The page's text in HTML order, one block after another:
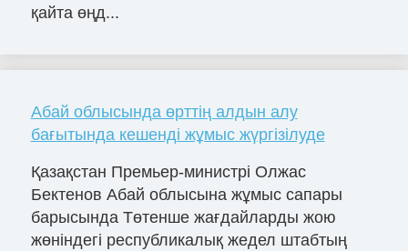
қайта өңд...
Абай облысында өрттің алдын алу
бағытында кешенді жұмыс жүргізілуде
Қазақстан Премьер-министрі Олжас
Бектенов Абай облысына жұмыс сапары
барысында Төтенше жағдайларды жою
жөніндегі республикалық жедел штабтың